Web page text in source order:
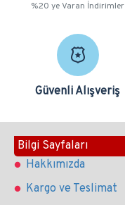
%20 ye Varan İndirimler
Güvenli Alışveriş
Bilgi Sayfaları
Hakkımızda
Kargo ve Teslimat